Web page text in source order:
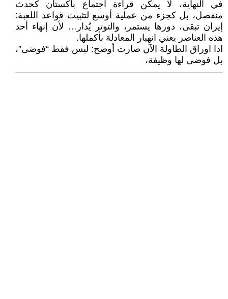
في النهاية، لا يمكن قراءة اجتماع باكستان كحدث
منفصل، بل كجزء من عملية أوسع لتثبيت قواعد اللعبة:
إيران تبقى، دورها يستمر، والتوتر يُدار… لأن إنهاء أحد
هذه العناصر يعني انهيار المعادلة بأكملها.
اذا اوراق الطاولة الآن صارت أوضح: ليس فقط “فوضى”،
بل فوضى لها وظيفة،